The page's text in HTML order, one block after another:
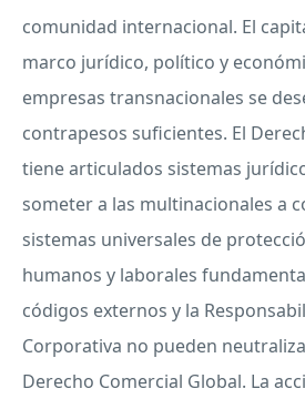
comunidad internacional. El
marco jurídico, político y
empresas transnacionales se
contrapesos suficientes. El
tiene articulados sistemas
someter a las multinacionales a
sistemas universales de
humanos y laborales
códigos externos y la
Corporativa no pueden
Derecho Comercial Global. La